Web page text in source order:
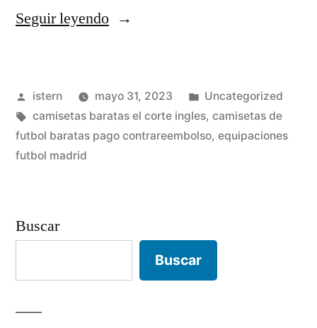
Seguir leyendo«equipaciones
baratas
en
Publicado
por
istern mayo 31, 2023
Publicado
en
Uncategorized
Etiquetas:
camisetas baratas el corte ingles, camisetas de
futbol baratas pago contrareembolso, equipaciones
futbol madrid
Buscar
Buscar